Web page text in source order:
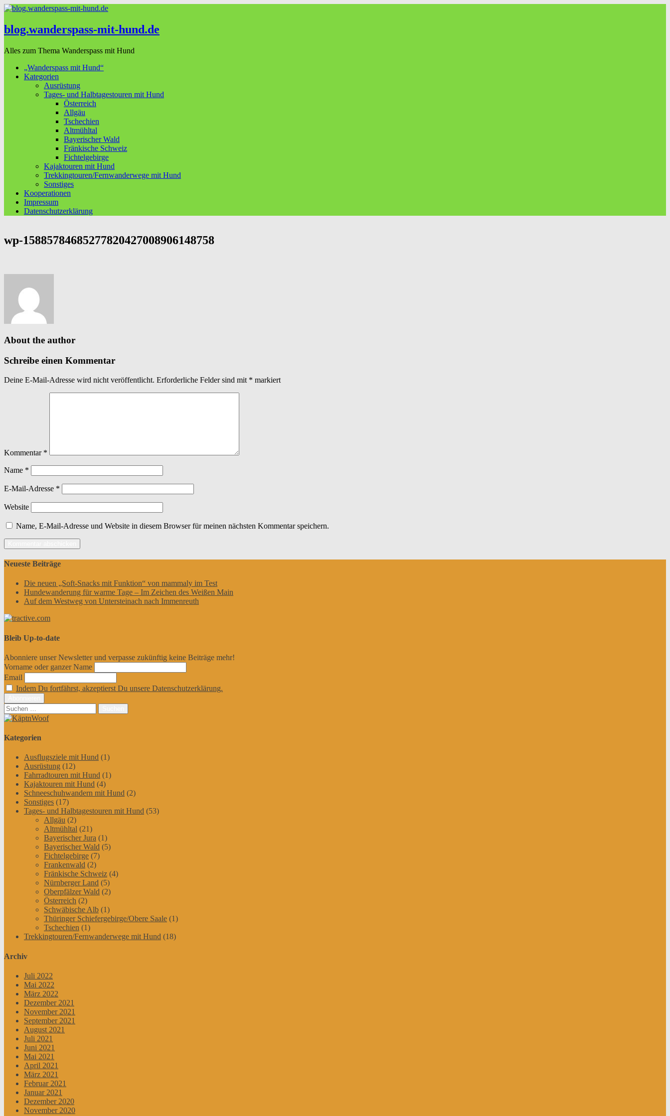
blog.wanderspass-mit-hund.de
Alles zum Thema Wanderspass mit Hund
„Wanderspass mit Hund“
Kategorien
Ausrüstung
Tages- und Halbtagestouren mit Hund
Österreich
Allgäu
Tschechien
Altmühltal
Bayerischer Wald
Fränkische Schweiz
Fichtelgebirge
Kajaktouren mit Hund
Trekkingtouren/Fernwanderwege mit Hund
Sonstiges
Kooperationen
Impressum
Datenschutzerklärung
wp-15885784685277820427008906148758
About the author
Schreibe einen Kommentar
Deine E-Mail-Adresse wird nicht veröffentlicht. Erforderliche Felder sind mit * markiert
Kommentar *
Name *
E-Mail-Adresse *
Website
Name, E-Mail-Adresse und Website in diesem Browser für meinen nächsten Kommentar speichern.
Neueste Beiträge
Die neuen „Soft-Snacks mit Funktion“ von mammaly im Test
Hundewanderung für warme Tage – Im Zeichen des Weißen Main
Auf dem Westweg von Untersteinach nach Immenreuth
Bleib Up-to-date
Abonniere unser Newsletter und verpasse zukünftig keine Beiträge mehr!
Vorname oder ganzer Name
Email
Indem Du fortfährst, akzeptierst Du unsere Datenschutzerklärung.
Suchen
nach:
Kategorien
Ausflugsziele mit Hund (1)
Ausrüstung (12)
Fahrradtouren mit Hund (1)
Kajaktouren mit Hund (4)
Schneeschuhwandern mit Hund (2)
Sonstiges (17)
Tages- und Halbtagestouren mit Hund (53)
Allgäu (2)
Altmühltal (21)
Bayerischer Jura (1)
Bayerischer Wald (5)
Fichtelgebirge (7)
Frankenwald (2)
Fränkische Schweiz (4)
Nürnberger Land (5)
Oberpfälzer Wald (2)
Österreich (2)
Schwäbische Alb (1)
Thüringer Schiefergebirge/Obere Saale (1)
Tschechien (1)
Trekkingtouren/Fernwanderwege mit Hund (18)
Archiv
Juli 2022
Mai 2022
März 2022
Dezember 2021
November 2021
September 2021
August 2021
Juli 2021
Juni 2021
Mai 2021
April 2021
März 2021
Februar 2021
Januar 2021
Dezember 2020
November 2020